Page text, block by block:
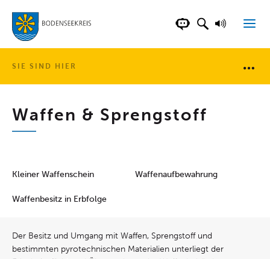
LANDKREISCHATBOT DER
SUCHFELD
SIE SIND HIER
Waffen & Sprengstoff
Kleiner Waffenschein Waffenaufbewahrung
Waffenbesitz in Erbfolge
Der Besitz und Umgang mit Waffen, Sprengstoff und
bestimmten pyrotechnischen Materialien unterliegt der